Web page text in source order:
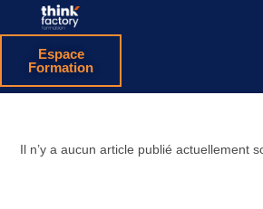
Espace
Formation
Il n’y a aucun article publié actuellement